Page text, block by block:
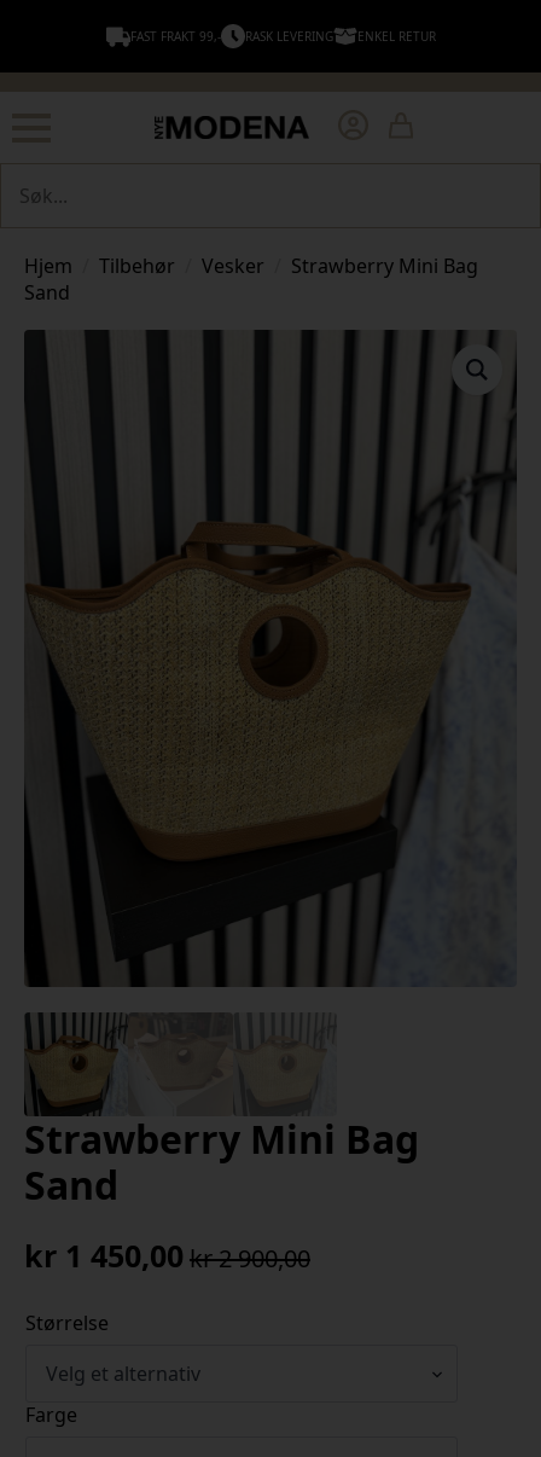
FAST FRAKT 99,- RASK LEVERING ENKEL RETUR
Hjem Tilbehør Vesker
Strawberry Mini Bag
Sand
Strawberry Mini Bag
Sand
kr2 900,00
Opprinnelig
pris
var:
kr 2
900,00.
kr 1 450,00
Nåværende
pris
er:
kr 1
450,00.
Størrelse
Farge